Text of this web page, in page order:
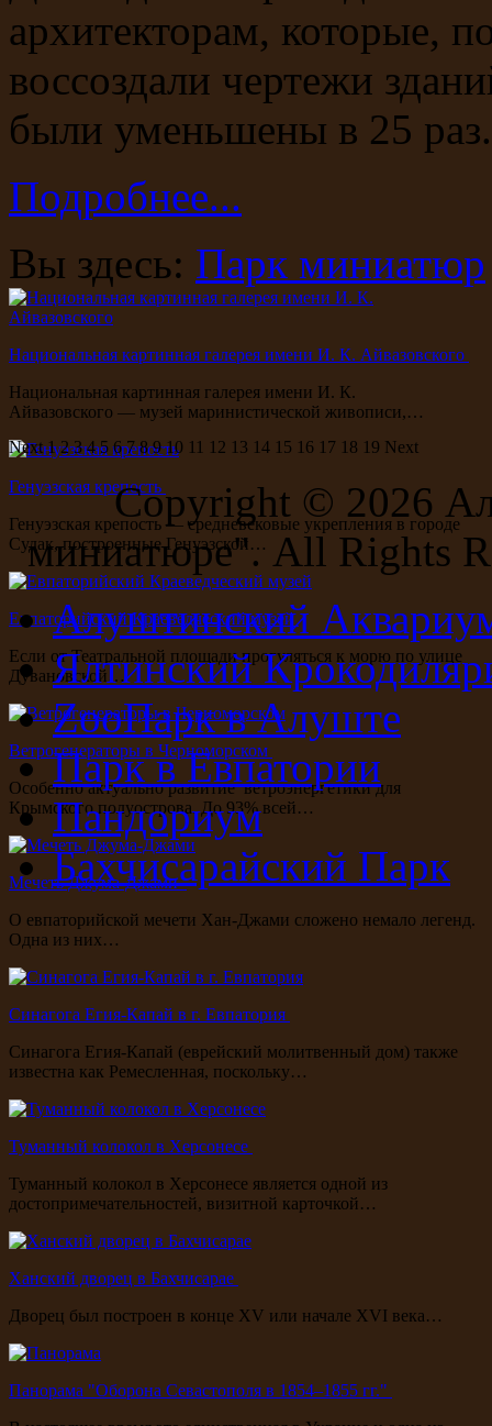
архитекторам, которые,
воссоздали чертежи
были уменьшены в 25
Подробнее...
Вы здесь: Парк миниатюр
Национальная картинная галерея имени И. К. Айвазовского
Национальная картинная галерея имени И. К.
Айвазовского — музей маринистической живописи,…
Генуэзская крепость
Генуэзская крепость — средневековые укрепления в городе
Судак, построенные Генуэзской…
Евпаторийский Краеведческий музей
Если от Театральной площади прогуляться к морю по улице
Дувановской…
Ветрогенераторы в Черноморском
Особенно актуально развитие ветроэнергетики для
Крымского полуострова. До 93% всей…
Мечеть Джума-Джами
О евпаторийской мечети Хан-Джами сложено немало легенд.
Одна из них…
Синагога Егия-Капай в г. Евпатория
Синагога Егия-Капай (еврейский молитвенный дом) также
известна как Ремесленная, поскольку…
Туманный колокол в Херсонесе
Туманный колокол в Херсонесе является одной из
достопримечательностей, визитной карточкой…
Ханский дворец в Бахчисарае
Дворец был построен в конце XV или начале XVI века…
Панорама "Оборона Севастополя в 1854–1855 гг."
Next12345678910 11 12 13 14 15 16 17 18 19 Next
Copyright © 2026
миниатюре". All Rights
Алуштинский
Ялтинский
ZooПарк в Алуште
Парк в Евпатории
Пандориум
Бахчисарайский Парк